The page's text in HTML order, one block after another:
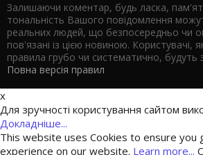
Залишаючи коментар, будь ласка,
тональність Вашого повідомлення
реальних людей, що безпосередньо чи
пов'язані із цією новиною. Користувачі,
правила грубо чи систематично, будуть
Повна версія правил
x
Для зручності користування сайтом
Докладніше...
This website uses Cookies to ensure
experience on our website. Learn more...